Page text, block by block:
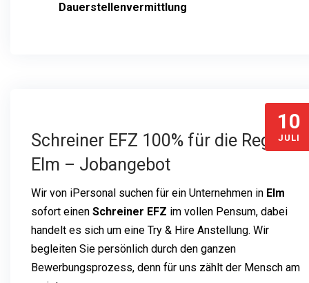
Dauerstellenvermittlung
10
JULI
Schreiner EFZ 100% für die Region
Elm – Jobangebot
Wir von iPersonal suchen für ein Unternehmen in Elm
sofort einen Schreiner EFZ im vollen Pensum, dabei
handelt es sich um eine Try & Hire Anstellung. Wir
begleiten Sie persönlich durch den ganzen
Bewerbungsprozess, denn für uns zählt der Mensch am